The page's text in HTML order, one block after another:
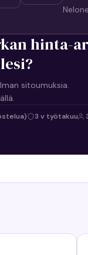
hinta-
sitoumuksia.
3 v työtakuu